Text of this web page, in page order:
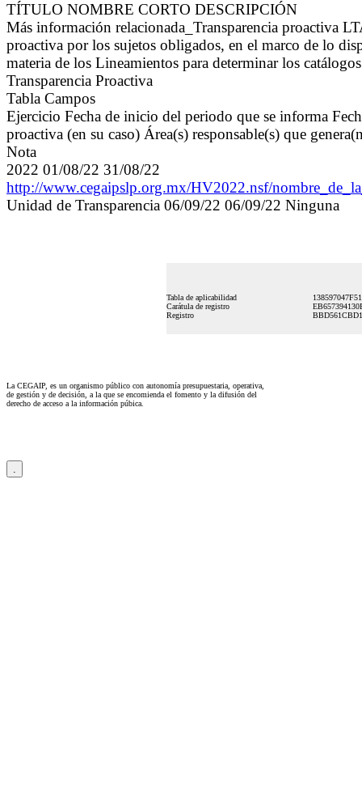
TÍTULO NOMBRE CORTO DESCRIPCIÓN
Más información relacionada_Transparencia proactiva
proactiva por los sujetos obligados, en el marco de lo
materia de los Lineamientos para determinar los
Transparencia Proactiva
Tabla Campos
Ejercicio Fecha de inicio del periodo que se informa
proactiva (en su caso) Área(s) responsable(s) que
Nota
2022 01/08/22 31/08/22
http://www.cegaipslp.org.mx/HV2022.nsf/
Unidad de Transparencia 06/09/22 06/09/22 Ninguna
Tabla de aplicabilidad
Carátula de registro
Registro
La CEGAIP, es un organismo público con autonomía presupuestaria, operativa,
de gestión y de decisión, a la que se encomienda el fomento y la difusión del
derecho de acceso a la información púbica.